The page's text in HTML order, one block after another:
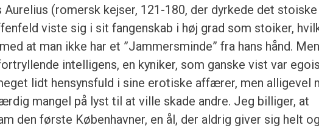
(romersk kejser, 121-180, der dyrkede det stoiske
viste sig i sit fangenskab i høj grad som stoiker,
at man ikke har et ”Jammersminde” fra hans hånd.
intelligens, en kyniker, som ganske vist var
lidt hensynsfuld i sine erotiske affærer, men alligevel
mangel på lyst til at ville skade andre. Jeg billiger, at
den første Københavner, en ål, der aldrig giver sig helt og